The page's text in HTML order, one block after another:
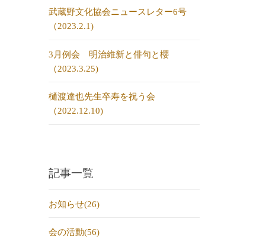
武蔵野文化協会ニュースレター6号
（2023.2.1)
3月例会 明治維新と俳句と櫻
（2023.3.25)
樋渡達也先生卒寿を祝う会
（2022.12.10)
記事一覧
お知らせ(26)
会の活動(56)